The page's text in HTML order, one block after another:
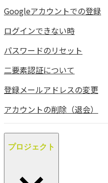
Googleアカウントでの登録
ログインできない時
パスワードのリセット
二要素認証について
登録メールアドレスの変更
アカウントの削除（退会）
プロジェクト